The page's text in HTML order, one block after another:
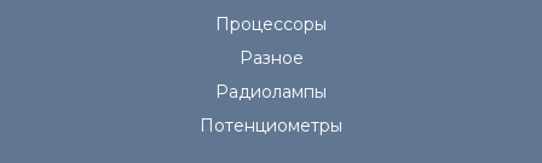
Процессоры
Разное
Радиолампы
Потенциометры